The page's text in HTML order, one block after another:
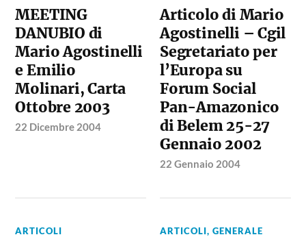
MEETING
DANUBIO di
Mario Agostinelli
e Emilio
Molinari, Carta
Ottobre 2003
22 Dicembre 2004
Articolo di Mario
Agostinelli – Cgil
Segretariato per
l’Europa su
Forum Social
Pan-Amazonico
di Belem 25-27
Gennaio 2002
22 Gennaio 2004
ARTICOLI ARTICOLI,GENERALE